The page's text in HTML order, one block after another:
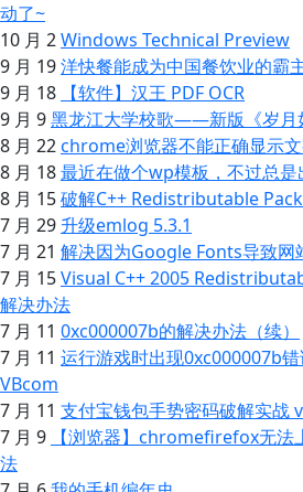
动了~
10 月 2Windows Technical Preview
9 月 19洋快餐能成为中国餐饮业的霸
9 月 18
【软件】汉王 PDF OCR
9 月 9黑龙江大学校歌——新版《岁月
8 月 22chrome浏览器不能正确显示
8 月 18最近在做个wp模板，不过总是
8 月 15破解C++ Redistributable
7 月 29 升级emlog 5.3.1
7 月 21 解决因为Google Fonts导致网
7 月 15Visual C++ 2005
解决办法
7 月 11 0xc000007b的解决办法（续）
7 月 11 运行游戏时出现0xc000007b错
VBcom
7 月 11 支付宝钱包手势密码破解实战
7 月 9
【浏览器】chromefirefox无法
法